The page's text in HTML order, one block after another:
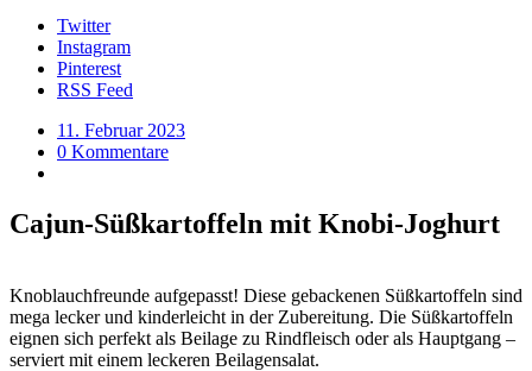
Twitter
Instagram
Pinterest
RSS Feed
11. Februar 2023
0 Kommentare
Cajun-Süßkartoffeln mit Knobi-Joghurt
Knoblauchfreunde aufgepasst! Diese gebackenen Süßkartoffeln sind
mega lecker und kinderleicht in der Zubereitung. Die Süßkartoffeln
eignen sich perfekt als Beilage zu Rindfleisch oder als Hauptgang –
serviert mit einem leckeren Beilagensalat.